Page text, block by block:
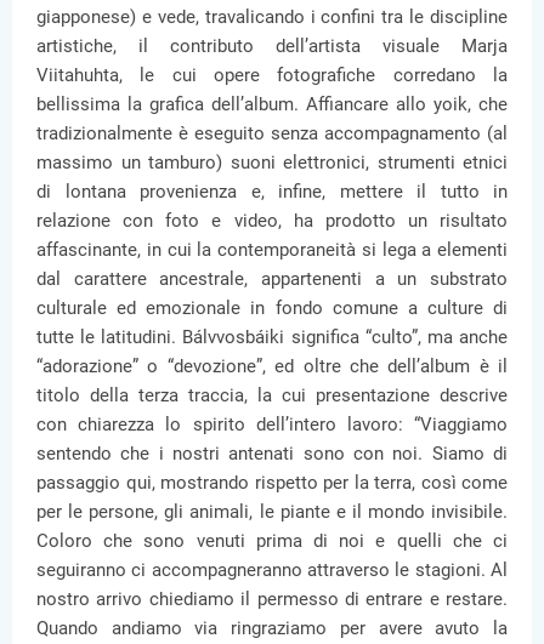
giapponese) e vede, travalicando i confini tra le discipline
artistiche, il contributo dell’artista visuale Marja
Viitahuhta, le cui opere fotografiche corredano la
bellissima la grafica dell’album. Affiancare allo yoik, che
tradizionalmente è eseguito senza accompagnamento (al
massimo un tamburo) suoni elettronici, strumenti etnici
di lontana provenienza e, infine, mettere il tutto in
relazione con foto e video, ha prodotto un risultato
affascinante, in cui la contemporaneità si lega a elementi
dal carattere ancestrale, appartenenti a un substrato
culturale ed emozionale in fondo comune a culture di
tutte le latitudini. Bálvvosbáiki significa “culto”, ma anche
“adorazione” o “devozione”, ed oltre che dell’album è il
titolo della terza traccia, la cui presentazione descrive
con chiarezza lo spirito dell’intero lavoro: “Viaggiamo
sentendo che i nostri antenati sono con noi. Siamo di
passaggio qui, mostrando rispetto per la terra, così come
per le persone, gli animali, le piante e il mondo invisibile.
Coloro che sono venuti prima di noi e quelli che ci
seguiranno ci accompagneranno attraverso le stagioni. Al
nostro arrivo chiediamo il permesso di entrare e restare.
Quando andiamo via ringraziamo per avere avuto la